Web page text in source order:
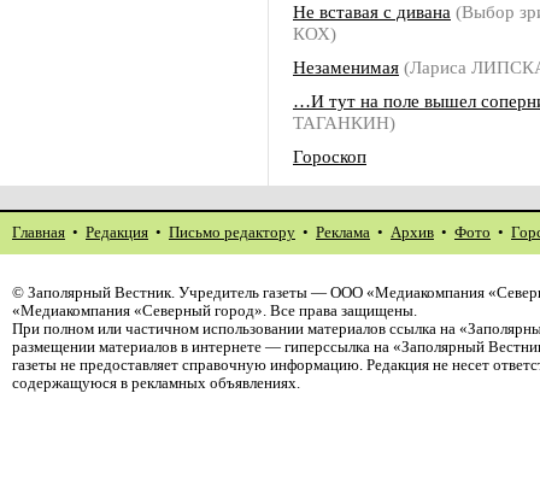
Не вставая с дивана (Выбор
КОХ)
Незаменимая (Лариса
…И тут на поле вышел
ТАГАНКИН)
Гороскоп
Главная • Редакция • Письмо редактору • Реклама • Архив • Фото •
© Заполярный Вестник. Учредитель газеты — ООО «Медиакомпания
«Медиакомпания «Северный город». Все права защищены.
При полном или частичном использовании материалов ссылка на
размещении материалов в интернете — гиперссылка на «Заполярный
газеты не предоставляет справочную информацию. Редакция не несет
содержащуюся в рекламных объявлениях.